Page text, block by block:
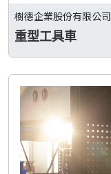
樹德企業股份有限公司
重型工具車